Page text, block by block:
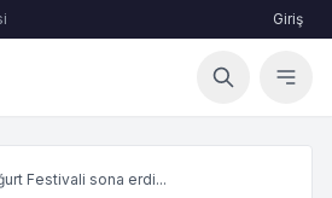
Giriş
Festivali sona erdi...